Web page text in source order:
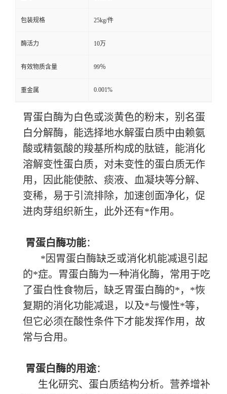
包装规格 25kg/件
酶活力 10万
有效物质含量 99％
重金属 0.001%
胃蛋白酶为白色或淡黄色的粉末，别名蛋
白分解酶，能选择地水解蛋白质中由赖氨
酸或精氨酸的羧基所构成的肽链，能消化
溶解变性蛋白质，对未变性的蛋白质无作
用，因此能使脓、痰液、血凝块等分解、
变稀，易于引流排除，加速创面净化，促
进肉芽组织新生，此外还有*作用。
胃蛋白酶功能：
*因胃蛋白酶缺乏或消化机能减退引起
的*症。胃蛋白酶为一种消化酶，常用于吃
了蛋白性食物后，缺乏胃蛋白酶的*，*恢
复期的消化功能减退，以及*与慢性*等，
但它必须在酸性条件下才能发挥作用，故
常与合用。
胃蛋白酶的用途：
生化研究、蛋白质结构分析。营养增补